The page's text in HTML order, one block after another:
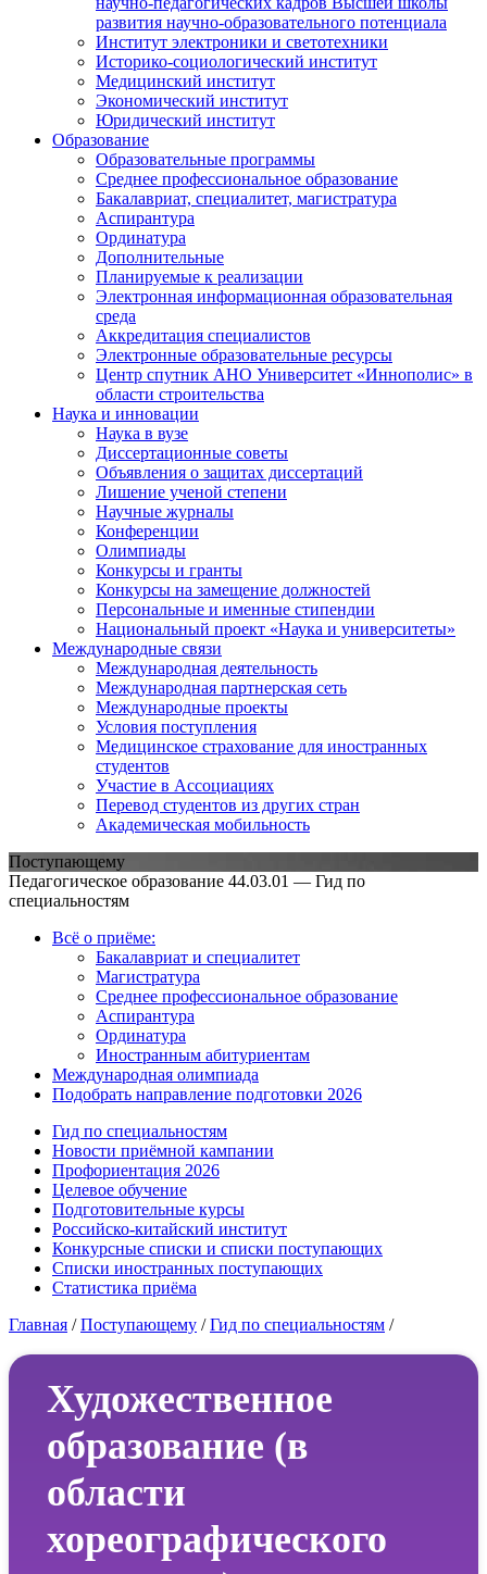
развития научно-образовательного потенциала
Институт электроники и светотехники
Историко-социологический институт
Медицинский институт
Экономический институт
Юридический институт
Образование
Образовательные программы
Среднее профессиональное образование
Бакалавриат, специалитет, магистратура
Аспирантура
Ординатура
Дополнительные
Планируемые к реализации
Электронная информационная образовательная
среда
Аккредитация специалистов
Электронные образовательные ресурсы
Центр спутник АНО Университет «Иннополис» в
области строительства
Наука и инновации
Наука в вузе
Диссертационные советы
Объявления о защитах диссертаций
Лишение ученой степени
Научные журналы
Конференции
Олимпиады
Конкурсы и гранты
Конкурсы на замещение должностей
Персональные и именные стипендии
Национальный проект «Наука и университеты»
Международные связи
Международная деятельность
Международная партнерская сеть
Международные проекты
Условия поступления
Медицинское страхование для иностранных
студентов
Участие в Ассоциациях
Перевод студентов из других стран
Академическая мобильность
Поступающему
Педагогическое образование 44.03.01 — Гид по
специальностям
Всё о приёме:
Бакалавриат и специалитет
Магистратура
Среднее профессиональное образование
Аспирантура
Ординатура
Иностранным абитуриентам
Международная олимпиада
Подобрать направление подготовки 2026
Гид по специальностям
Новости приёмной кампании
Профориентация 2026
Целевое обучение
Подготовительные курсы
Российско-китайский институт
Конкурсные списки и списки поступающих
Списки иностранных поступающих
Статистика приёма
Главная /Поступающему /Гид по специальностям /
Художественное
образование (в
области
хореографического